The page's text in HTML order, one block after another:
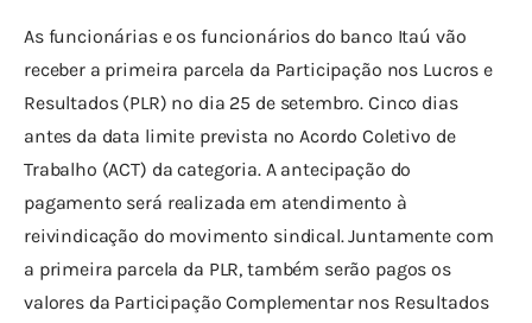
As funcionárias e os funcionários do banco Itaú vão
receber a primeira parcela da Participação nos Lucros e
Resultados (PLR) no dia 25 de setembro. Cinco dias
antes da data limite prevista no Acordo Coletivo de
Trabalho (ACT) da categoria. A antecipação do
pagamento será realizada em atendimento à
reivindicação do movimento sindical. Juntamente com
a primeira parcela da PLR, também serão pagos os
valores da Participação Complementar nos Resultados